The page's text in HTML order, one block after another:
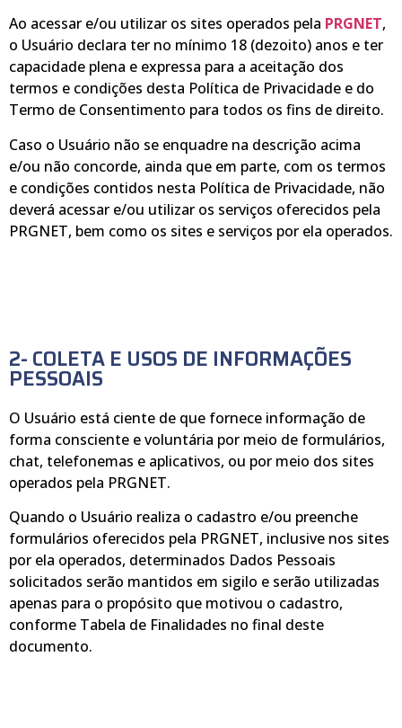
Ao acessar e/ou utilizar os sites operados pela PRGNET,
o Usuário declara ter no mínimo 18 (dezoito) anos e ter
capacidade plena e expressa para a aceitação dos
termos e condições desta Política de Privacidade e do
Termo de Consentimento para todos os fins de direito.
Caso o Usuário não se enquadre na descrição acima
e/ou não concorde, ainda que em parte, com os termos
e condições contidos nesta Política de Privacidade, não
deverá acessar e/ou utilizar os serviços oferecidos pela
PRGNET, bem como os sites e serviços por ela operados.
2- COLETA E USOS DE INFORMAÇÕES
PESSOAIS
O Usuário está ciente de que fornece informação de
forma consciente e voluntária por meio de formulários,
chat, telefonemas e aplicativos, ou por meio dos sites
operados pela PRGNET.
Quando o Usuário realiza o cadastro e/ou preenche
formulários oferecidos pela PRGNET, inclusive nos sites
por ela operados, determinados Dados Pessoais
solicitados serão mantidos em sigilo e serão utilizadas
apenas para o propósito que motivou o cadastro,
conforme Tabela de Finalidades no final deste
documento.